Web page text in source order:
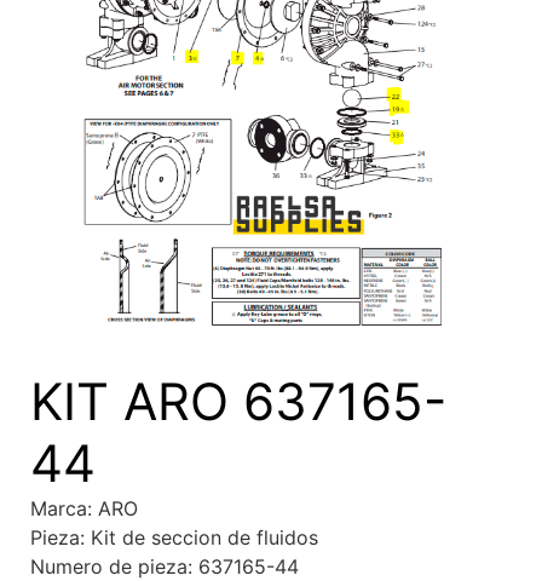
KIT ARO 637165-
44
Marca: ARO
Pieza: Kit de seccion de fluidos
Numero de pieza: 637165-44